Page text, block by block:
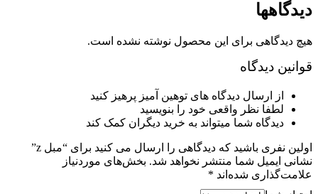
دیدگاهها
هیچ دیدگاهی برای این محصول نوشته نشده است.
قوانین دیدگاه
از ارسال دیدگاه های توهین آمیز پرهیز کنید
لطفا نظر واقعی خود را بنویسید
دیدگاه شما میتواند به خرید دیگران کمک کند
اولین نفری باشید که دیدگاهی را ارسال می کنید برای “مبل z”
نشانی ایمیل شما منتشر نخواهد شد. بخش‌های موردنیاز
علامت‌گذاری شده‌اند *